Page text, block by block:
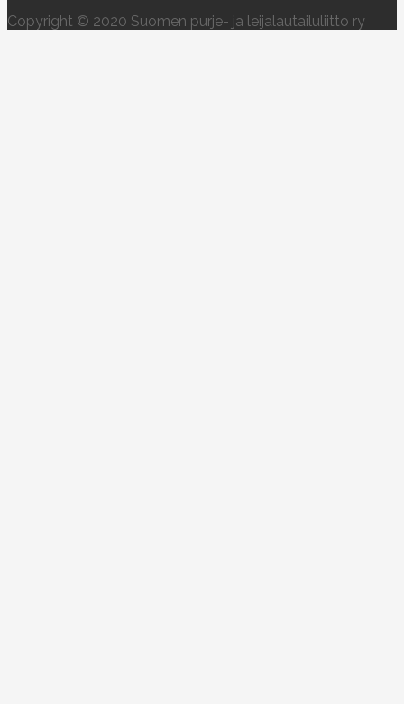
Copyright © 2020 Suomen purje- ja leijalautailuliitto ry